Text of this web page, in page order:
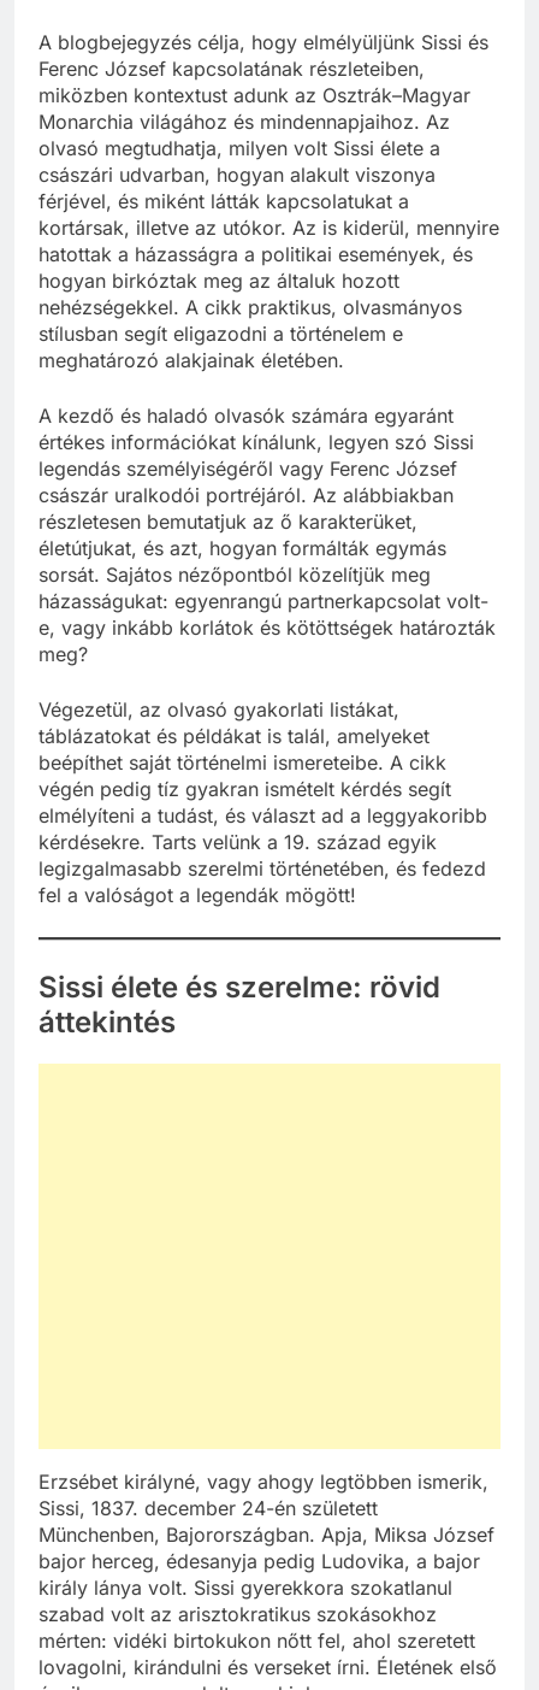
A blogbejegyzés célja, hogy elmélyüljünk Sissi és
Ferenc József kapcsolatának részleteiben,
miközben kontextust adunk az Osztrák–Magyar
Monarchia világához és mindennapjaihoz. Az
olvasó megtudhatja, milyen volt Sissi élete a
császári udvarban, hogyan alakult viszonya
férjével, és miként látták kapcsolatukat a
kortársak, illetve az utókor. Az is kiderül, mennyire
hatottak a házasságra a politikai események, és
hogyan birkóztak meg az általuk hozott
nehézségekkel. A cikk praktikus, olvasmányos
stílusban segít eligazodni a történelem e
meghatározó alakjainak életében.
A kezdő és haladó olvasók számára egyaránt
értékes információkat kínálunk, legyen szó Sissi
legendás személyiségéről vagy Ferenc József
császár uralkodói portréjáról. Az alábbiakban
részletesen bemutatjuk az ő karakterüket,
életútjukat, és azt, hogyan formálták egymás
sorsát. Sajátos nézőpontból közelítjük meg
házasságukat: egyenrangú partnerkapcsolat volt-
e, vagy inkább korlátok és kötöttségek határozták
meg?
Végezetül, az olvasó gyakorlati listákat,
táblázatokat és példákat is talál, amelyeket
beépíthet saját történelmi ismereteibe. A cikk
végén pedig tíz gyakran ismételt kérdés segít
elmélyíteni a tudást, és választ ad a leggyakoribb
kérdésekre. Tarts velünk a 19. század egyik
legizgalmasabb szerelmi történetében, és fedezd
fel a valóságot a legendák mögött!
Sissi élete és szerelme: rövid
áttekintés
Erzsébet királyné, vagy ahogy legtöbben ismerik,
Sissi, 1837. december 24-én született
Münchenben, Bajorországban. Apja, Miksa József
bajor herceg, édesanyja pedig Ludovika, a bajor
király lánya volt. Sissi gyerekkora szokatlanul
szabad volt az arisztokratikus szokásokhoz
mérten: vidéki birtokukon nőtt fel, ahol szeretett
lovagolni, kirándulni és verseket írni. Életének első